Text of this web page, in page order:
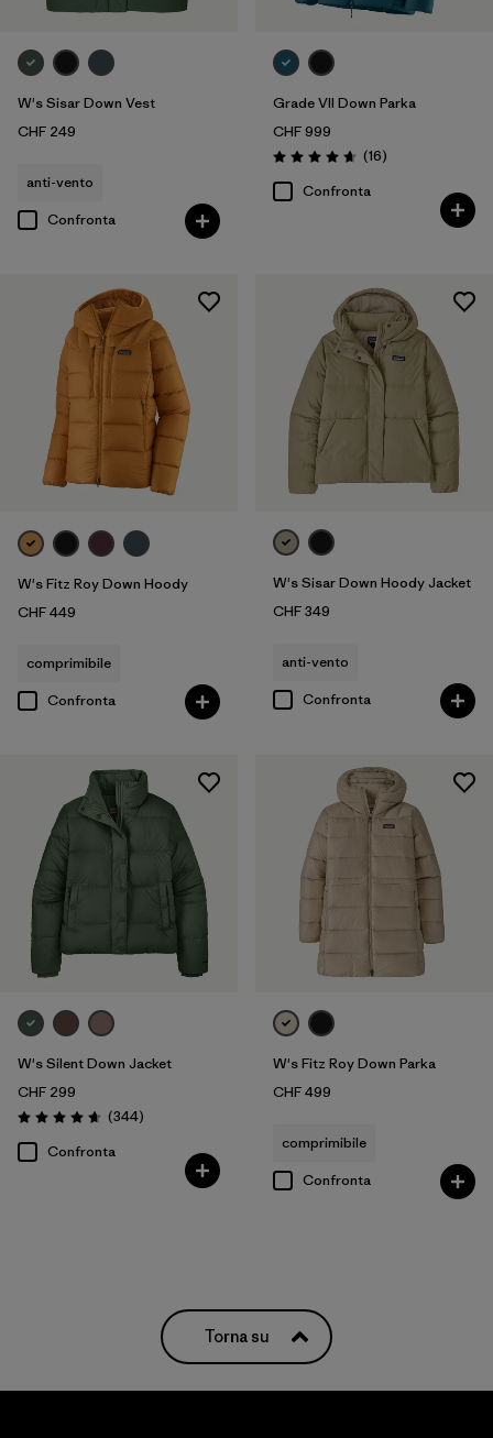
W's Sisar Down Vest
CHF 249
anti-vento
Confronta
Grade VII Down Parka
CHF 999
Valutazione: 4.7 / 5
(16Recensioni
)
Confronta
W's Fitz Roy Down Hoody
CHF 449
comprimibile
Confronta
W's Sisar Down Hoody Jacket
CHF 349
anti-vento
Confronta
W's Silent Down Jacket
CHF 299
Valutazione: 4.6 / 5
(344Recensioni
)
Confronta
W's Fitz Roy Down Parka
CHF 499
comprimibile
Confronta
Torna su